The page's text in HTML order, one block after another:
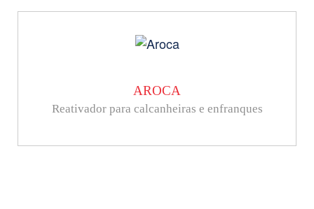
AROCA
Reativador para calcanheiras e enfranques